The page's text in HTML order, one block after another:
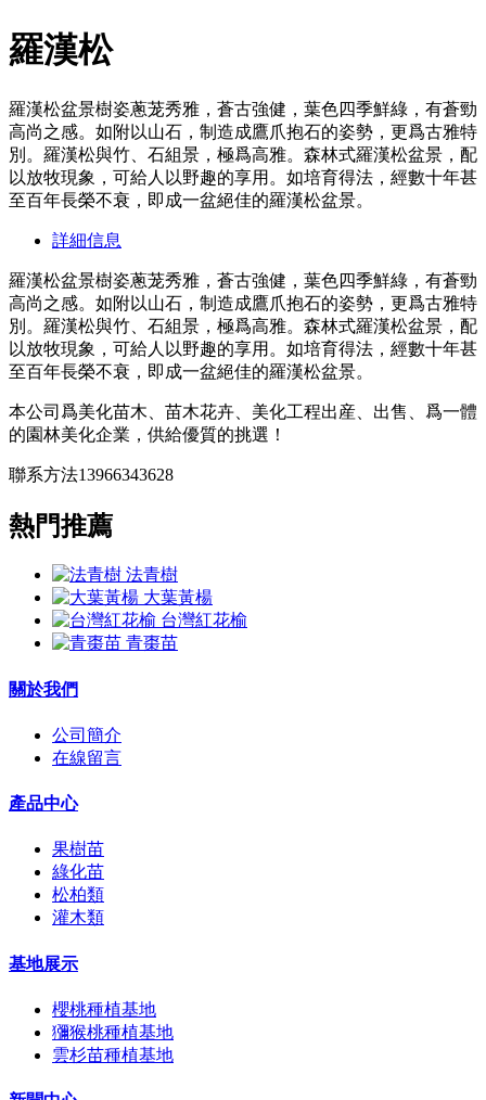
羅漢松
羅漢松盆景樹姿蔥茏秀雅，蒼古強健，葉色四季鮮綠，有蒼勁
高尚之感。如附以山石，制造成鷹爪抱石的姿勢，更爲古雅特
別。羅漢松與竹、石組景，極爲高雅。森林式羅漢松盆景，配
以放牧現象，可給人以野趣的享用。如培育得法，經數十年甚
至百年長榮不衰，即成一盆絕佳的羅漢松盆景。
詳細信息
羅漢松盆景樹姿蔥茏秀雅，蒼古強健，葉色四季鮮綠，有蒼勁
高尚之感。如附以山石，制造成鷹爪抱石的姿勢，更爲古雅特
別。羅漢松與竹、石組景，極爲高雅。森林式羅漢松盆景，配
以放牧現象，可給人以野趣的享用。如培育得法，經數十年甚
至百年長榮不衰，即成一盆絕佳的羅漢松盆景。
本公司爲美化苗木、苗木花卉、美化工程出産、出售、爲一體
的園林美化企業，供給優質的挑選！
聯系方法13966343628
熱門推薦
法青樹
大葉黃楊
台灣紅花榆
青棗苗
關於我們
公司簡介
在線留言
產品中心
果樹苗
綠化苗
松柏類
灌木類
基地展示
櫻桃種植基地
獼猴桃種植基地
雲杉苗種植基地